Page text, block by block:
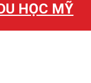
HỌC MỸ